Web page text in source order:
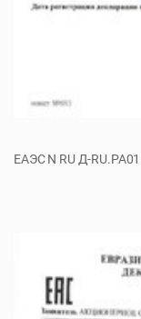
ЕАЭС N RU Д-